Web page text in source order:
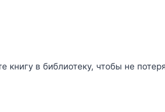
книгу в библиотеку, чтобы не